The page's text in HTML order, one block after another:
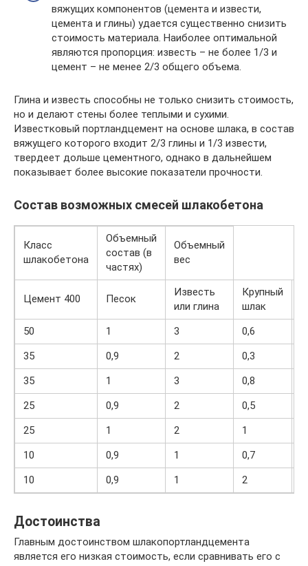
вяжущих компонентов (цемента и извести,
цемента и глины) удается существенно снизить
стоимость материала. Наиболее оптимальной
являются пропорция: известь – не более 1/3 и
цемент – не менее 2/3 общего объема.
Глина и известь способны не только снизить стоимость,
но и делают стены более теплыми и сухими.
Известковый портландцемент на основе шлака, в состав
вяжущего которого входит 2/3 глины и 1/3 извести,
твердеет дольше цементного, однако в дальнейшем
показывает более высокие показатели прочности.
Состав возможных смесей шлакобетона
Класс
шлакобетона
Объемный
состав (в
частях)
Объемный
вес
Цемент 400 Песок
Известь
или глина
Крупный
шлак
50
1 3 0,6
35
0,9 2 0,3
35
1 3 0,8
25
0,9 2 0,5
25
1 2 1
10
0,9 1 0,7
10
0,9 1 2
Достоинства
Главным достоинством шлакопортландцемента
является его низкая стоимость, если сравнивать его с